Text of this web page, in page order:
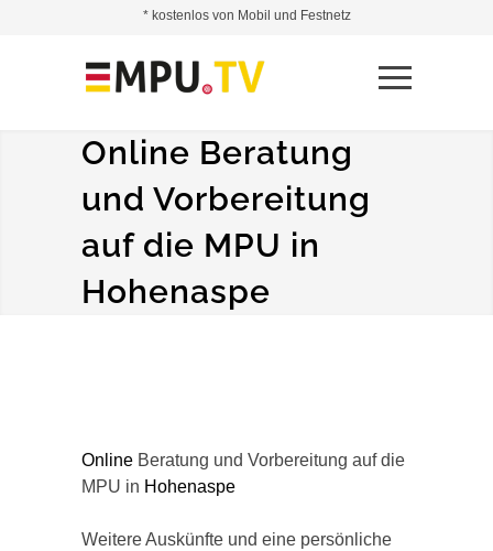
Online Beratung
und Vorbereitung
auf die MPU in
Hohenaspe
Online Beratung und Vorbereitung auf die
MPU in Hohenaspe
Weitere Auskünfte und eine persönliche
* kostenlos von Mobil und Festnetz